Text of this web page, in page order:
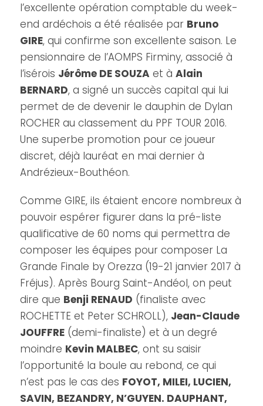
l’excellente opération comptable du week-
end ardéchois a été réalisée par Bruno
GIRE, qui confirme son excellente saison. Le
pensionnaire de l’AOMPS Firminy, associé à
l’isérois Jérôme DE SOUZA et àAlain
BERNARD, a signé un succès capital qui lui
permet de de devenir le dauphin de Dylan
ROCHER au classement du PPF TOUR 2016.
Une superbe promotion pour ce joueur
discret, déjà lauréat en mai dernier à
Andrézieux-Bouthéon.
Comme GIRE, ils étaient encore nombreux à
pouvoir espérer figurer dans la pré-liste
qualificative de 60 noms qui permettra de
composer les équipes pour composer La
Grande Finale by Orezza (19-21 janvier 2017 à
Fréjus). Après Bourg Saint-Andéol, on peut
dire que Benji RENAUD (finaliste avec
ROCHETTE et Peter SCHROLL), Jean-Claude
JOUFFRE (demi-finaliste) et à un degré
moindre Kevin MALBEC, ont su saisir
l’opportunité la boule au rebond, ce qui
n’est pas le cas des FOYOT, MILEI, LUCIEN,
SAVIN, BEZANDRY, N’GUYEN. DAUPHANT,